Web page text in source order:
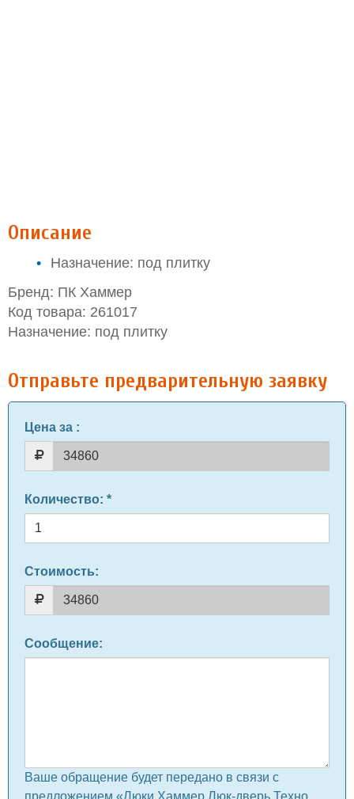
Описание
Назначение: под плитку
Бренд: ПК Хаммер
Код товара: 261017
Назначение: под плитку
Отправьте предварительную заявку
Цена за :
Количество: *
Стоимость:
Сообщение:
Ваше обращение будет передано в связи с
предложением «Люки Хаммер Люк-дверь Техно